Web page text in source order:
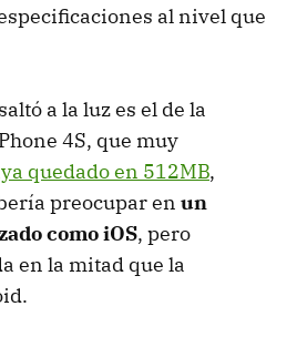
al nivel que
a la luz es el de la
4S, que muy
quedado en 512MB,
preocupar en un
como iOS, pero
en la mitad que la